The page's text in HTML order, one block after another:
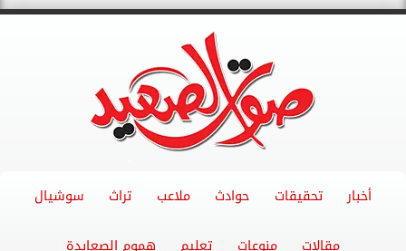
أخبار تحقيقات حوادث ملاعب تراث سوشيال
مقالات منوعات تعليم هموم الصعايدة